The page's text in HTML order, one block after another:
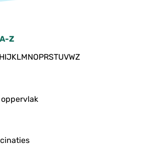
Z
HIJKLMNOPRSTUVWZ
oppervlak